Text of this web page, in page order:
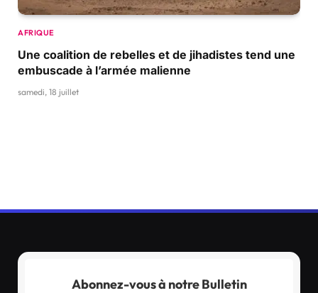
AFRIQUE
Une coalition de rebelles et de jihadistes tend une
embuscade à l’armée malienne
samedi, 18 juillet
Abonnez-vous à notre Bulletin